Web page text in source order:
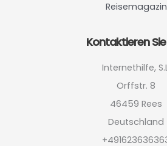
Reisemagazin
Kontaktieren
Internethilfe,
Orffstr. 8
46459 Rees
Deutschland